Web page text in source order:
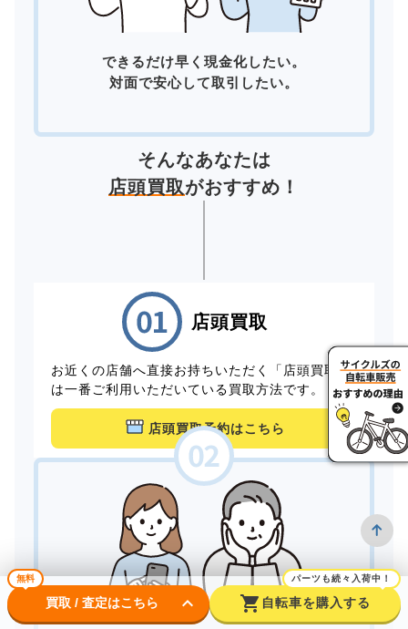
できるだけ早く現金化したい。
対面で安心して取引したい。
そんなあなたは
店頭買取がおすすめ！
店頭買取
お近くの店舗へ直接お持ちいただく「店頭買取」
は一番ご利用いただいている買取方法です。
店頭買取予約はこちら
無料
買取 / 査定はこちら keyboard_arrow_down shopping_cart
パーツも続々入荷中！
自転車を購入する